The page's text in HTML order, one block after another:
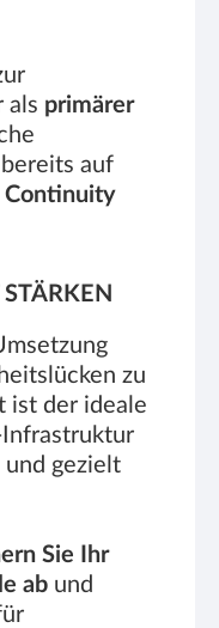
als primärer
auf
Continuity
zu
ist der ideale
und gezielt
Sie Ihr
ab und